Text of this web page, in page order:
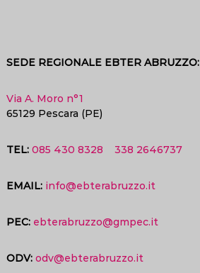
SEDE REGIONALE EBTER ABRUZZO:
Via A. Moro n°1
65129 Pescara (PE)
TEL: 085 430 8328 338 2646737
EMAIL: info@ebterabruzzo.it
PEC: ebterabruzzo@gmpec.it
ODV: odv@ebterabruzzo.it